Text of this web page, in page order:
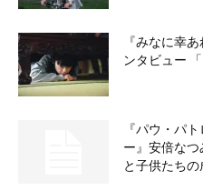
『みなに幸
ンタビュー
『パウ・パ
ー』安倍なつ
と子供たちの